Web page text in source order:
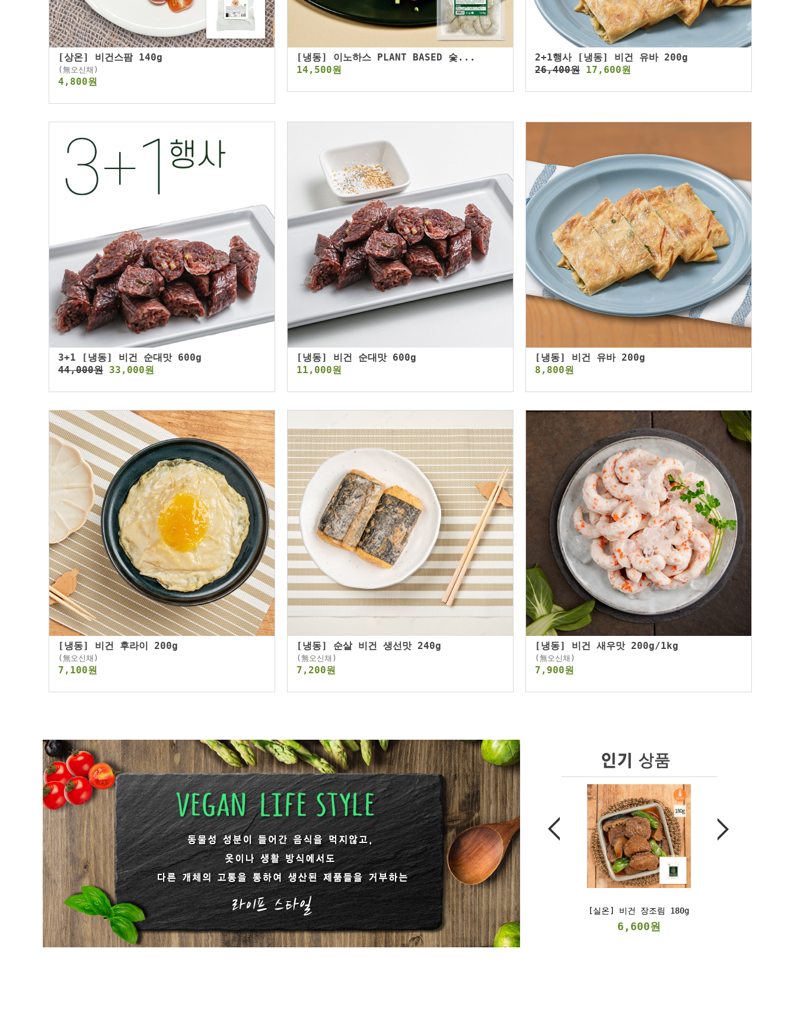
[상온] 비건스팜 140g
(無오신채)
4,800원
[냉동] 이노하스 PLANT BASED 숯...
14,500원
2+1행사 [냉동] 비건 유바 200g
26,400원 17,600원
3+1 [냉동] 비건 순대맛 600g
44,000원 33,000원
[냉동] 비건 순대맛 600g
11,000원
[냉동] 비건 유바 200g
8,800원
[냉동] 비건 후라이 200g
(無오신채)
7,100원
[냉동] 순살 비건 생선맛 240g
(無오신채)
7,200원
[냉동] 비건 새우맛 200g/1kg
(無오신채)
7,900원
[냉동] 비건양념강정
400g/1kg
7,100원
[실온] 비건 장조림 180g